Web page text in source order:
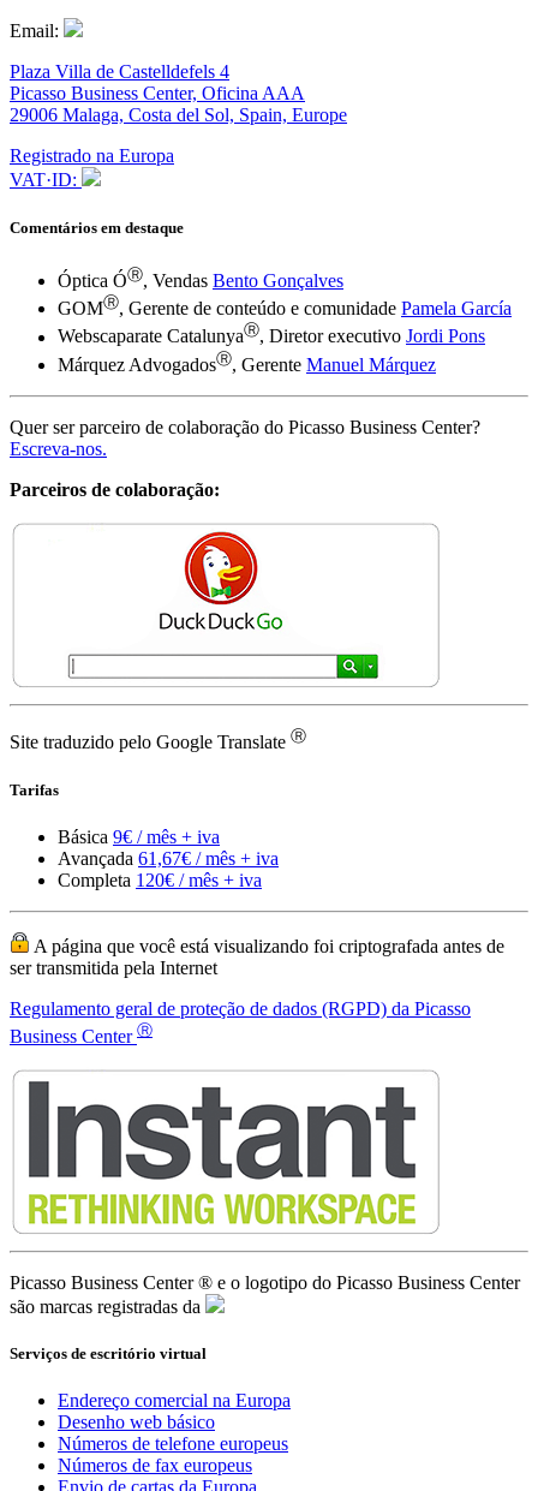
Email:
Plaza Villa de Castelldefels 4
Picasso Business Center, Oficina AAA
29006 Malaga, Costa del Sol, Spain, Europe
Registrado na Europa
VAT·ID:
Comentários em destaque
Óptica ÓⓇ, Vendas Bento Gonçalves
GOMⓇ, Gerente de conteúdo e comunidade Pamela García
Webscaparate CatalunyaⓇ, Diretor executivo Jordi Pons
Márquez AdvogadosⓇ, Gerente Manuel Márquez
Quer ser parceiro de colaboração do Picasso Business Center?
Escreva-nos.
Parceiros de colaboração:
Site traduzido pelo Google Translate
Básica9€ / mês + iva
Avançada61,67€ / mês + iva
A página que você está visualizando foi criptografada antes de
Regulamento geral de proteção de dados (RGPD) da Picasso
Business CenterⓇ
Picasso Business Center ® e o logotipo do Picasso Business Center
são marcas registradas da
Serviços de escritório virtual
Desenho web básico
Números de telefone europeus
Números de fax europeus
Envio de cartas da Europa
Domínios .ES ou .EU
Atendimento de chamadas
Hospedagem europeia SSL/TLS
Wordpress/Prestashop
Diretórios de empresas europeias
Assessoria contábil online
Publicidade em 189 países
Cópias de segurança até 6 Tb
Ferramentas gratuitas para empresários